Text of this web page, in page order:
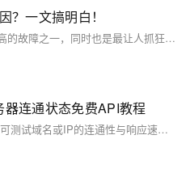
？一文搞明白！
网络ping不通是网络中出现频率最高的故障之一，同时也是最让人抓狂的故障，谁没遇到过？今天就和你细说下ping不通的原因，看看能不能和你遇到的情况对上号。
连通状态免费API教程
接口盒子提供免费PING检测API，可测试域名或IP的连通性与响应速度，支持指定地域节点，适用于服务器运维和网络监控。